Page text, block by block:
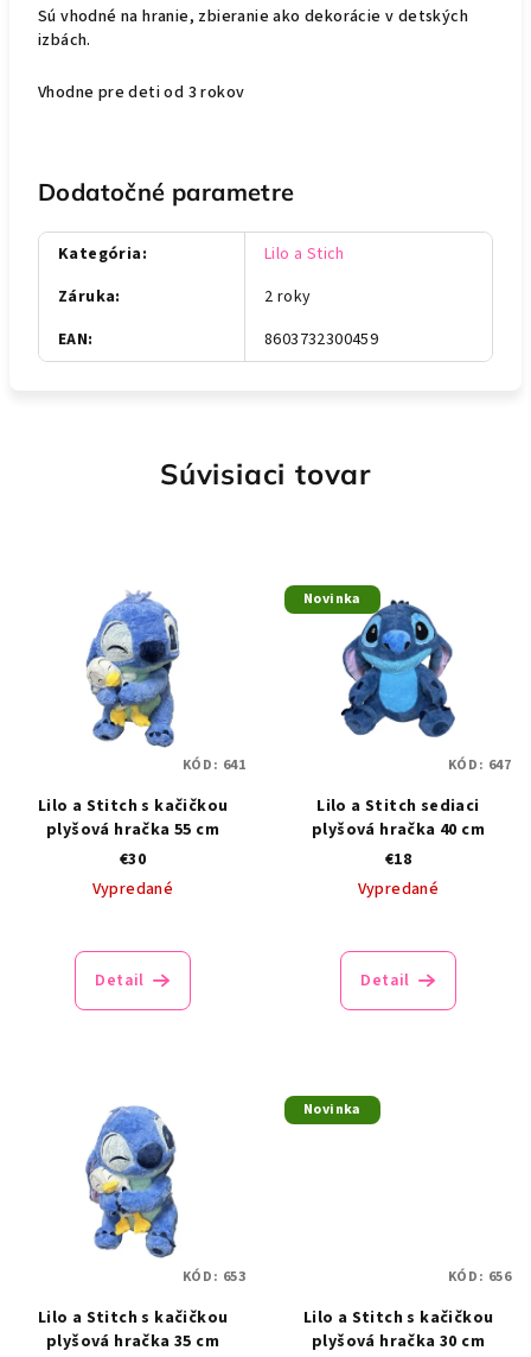
Sú vhodné na hranie, zbieranie ako dekorácie v detských
izbách.
Vhodne pre deti od 3 rokov
Dodatočné parametre
Kategória:
Lilo a Stich
Záruka:
2 roky
EAN: 8603732300459
Súvisiaci tovar
Lilo a Stitch s kačičkou
plyšová hračka 55 cm
€30
Vypredané
Detail
KÓD: 641
Novinka
Lilo a Stitch sediaci
plyšová hračka 40 cm
€18
Vypredané
Detail
KÓD: 647
Lilo a Stitch s kačičkou
plyšová hračka 35 cm
KÓD: 653
Novinka
Lilo a Stitch s kačičkou
plyšová hračka 30 cm
KÓD: 656